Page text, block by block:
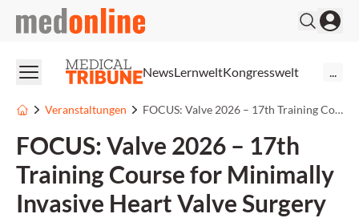
medonline
NewsLernweltKongresswelt
Veranstaltungen FOCUS: Valve 2026 – 17th Training Course for Minimally Invasive Heart Valve Surgery
FOCUS: Valve 2026 – 17th
Training Course for Minimally
Invasive Heart Valve Surgery